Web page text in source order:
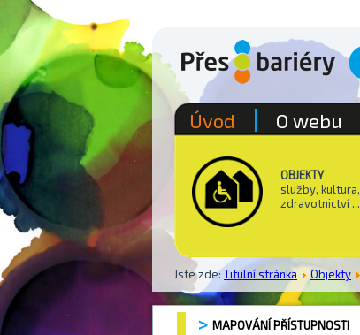
OBJEKTY
služby, kultura,
zdravotnictví ...
Jste zde:Titulní stránka Objekty
Úvod O webu
MAPOVÁNÍ PŘÍSTUPNOSTI